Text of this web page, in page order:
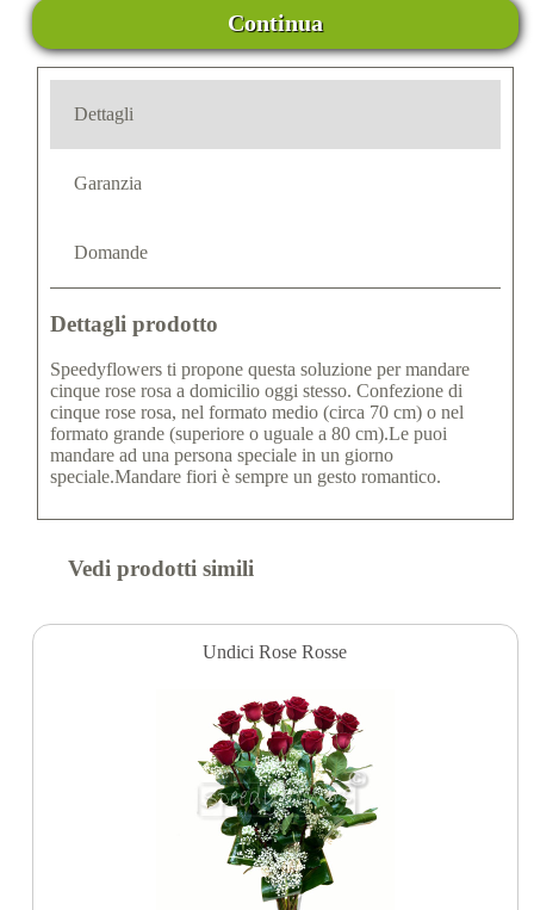
Continua
Dettagli
Garanzia
Domande
Dettagli prodotto
Speedyflowers ti propone questa soluzione per mandare
cinque rose rosa a domicilio oggi stesso. Confezione di
cinque rose rosa, nel formato medio (circa 70 cm) o nel
formato grande (superiore o uguale a 80 cm).Le puoi
mandare ad una persona speciale in un giorno
speciale.Mandare fiori è sempre un gesto romantico.
Vedi prodotti simili
Undici Rose Rosse